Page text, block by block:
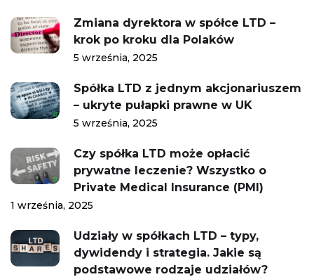
Zmiana dyrektora w spółce LTD –
krok po kroku dla Polaków
5 września, 2025
Spółka LTD z jednym akcjonariuszem
– ukryte pułapki prawne w UK
5 września, 2025
Czy spółka LTD może opłacić
prywatne leczenie? Wszystko o
Private Medical Insurance (PMI)
1 września, 2025
Udziały w spółkach LTD – typy,
dywidendy i strategia. Jakie są
podstawowe rodzaje udziałów?